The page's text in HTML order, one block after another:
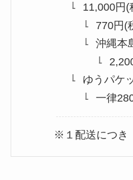
11,000円(
770円(
沖縄本
ゆうパケ
一律
※１配送につき